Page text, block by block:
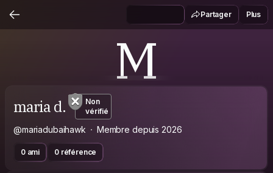
Partager Plus
M
maria d.
Non
vérifié
@mariadubaihawk Membre depuis 2026
0 ami 0 référence